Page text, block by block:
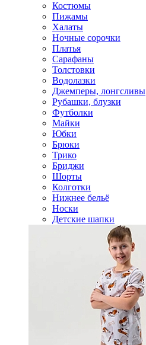
Костюмы
Пижамы
Халаты
Ночные сорочки
Платья
Сарафаны
Толстовки
Водолазки
Джемперы, лонгсливы
Рубашки, блузки
Футболки
Майки
Юбки
Брюки
Трико
Бриджи
Шорты
Колготки
Нижнее бельё
Носки
Детские шапки